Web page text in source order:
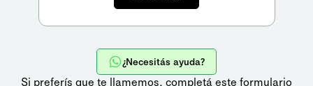
¿Necesitás ayuda?
Si preferís que te llamemos, completá este formulario